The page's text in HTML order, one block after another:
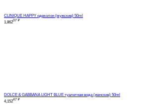
CLINIQUE HAPPY одеколон (мужские) 50ml
1,86207 ₽
DOLCE & GABBANA LIGHT BLUE туалетная вода (женские) 50ml
4,15247 ₽